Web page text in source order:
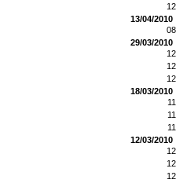
13/04/2010
29/03/2010
18/03/2010
12/03/2010